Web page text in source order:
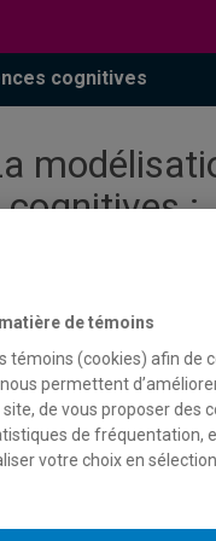
cognitives
:
et logique.
Polytechnique, Paris
à 15h00
mais réservation
de témoins
témoins (cookies) afin de
permettent
de vous proposer des
de fréquentation,
votre choix en